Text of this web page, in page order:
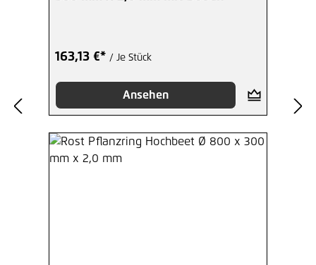
163,13 €* / Je Stück
Ansehen